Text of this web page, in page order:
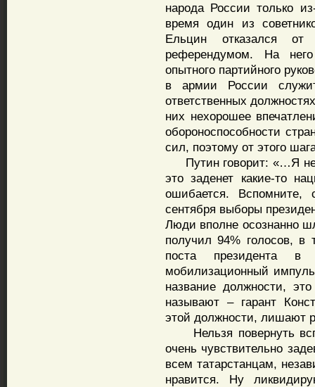
народа России только
время один из
Ельцин отказался
референдумом. На
опытного партийного
в армии России
ответственных
них нехорошее
обороноспособности
сил, поэтому от этого
Путин говорит: «…Я не
это заденет какие-то
ошибается.
сентября выборы
Люди вполне осознанно
получил 94% голосов,
поста президента в
мобилизационный
название должности,
называют – гарант
этой должности, лишают
Нельзя повернуть
очень чувствительно
всем татарстанцам,
нравится. Ну